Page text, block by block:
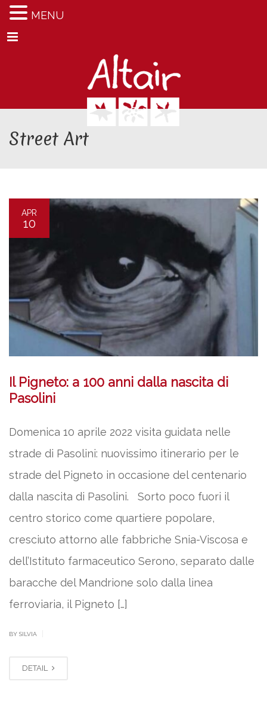
Menu
Street Art
APR
10
Il Pigneto: a 100 anni dalla nascita di
Pasolini
Domenica 10 aprile 2022 visita guidata nelle
strade di Pasolini: nuovissimo itinerario per le
strade del Pigneto in occasione del centenario
dalla nascita di Pasolini. Sorto poco fuori il
centro storico come quartiere popolare,
cresciuto attorno alle fabbriche Snia-Viscosa e
dell’Istituto farmaceutico Serono, separato dalle
baracche del Mandrione solo dalla linea
ferroviaria, il Pigneto […]
BY SILVIA
DETAIL
MENU